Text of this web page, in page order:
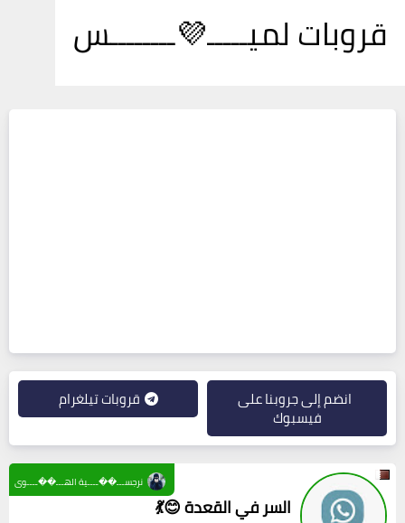
قروبات لميـــــ💜ــــــــس
انضم إلى جروبنا على
فيسبوك
قروبات تيلغرام
السر في القعدة 😊💃
نرجســـ��ــــية الهـــ��ــــوى